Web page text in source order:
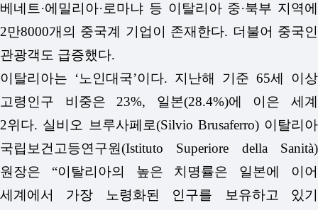
베네트·에밀리아·로마냐 등 이탈리아 중·북부 지역에
2만8000개의 중국계 기업이 존재한다. 더불어 중국인
관광객도 급증했다.
이탈리아는 ‘노인대국’이다. 지난해 기준 65세 이상
고령인구 비중은 23%, 일본(28.4%)에 이은 세계
2위다. 실비오 브루사페로(Silvio Brusaferro) 이탈리아
국립보건고등연구원(Istituto Superiore della Sanità)
원장은 “이탈리아의 높은 치명률은 일본에 이어
세계에서 가장 노령화된 인구를 보유하고 있기